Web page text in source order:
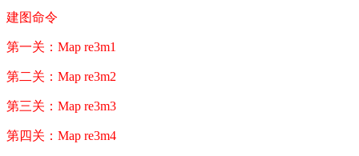
建图命令
第一关：Map re3m1
第二关：Map re3m2
第三关：Map re3m3
第四关：Map re3m4